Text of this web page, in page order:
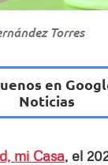
Torres
en
Noticias
mi Casa, el